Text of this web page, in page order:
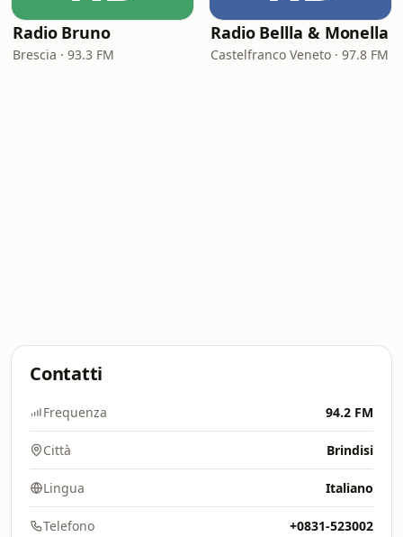
Radio Bruno
Brescia · 93.3 FM
Radio Bellla & Monella
Castelfranco Veneto · 97.8 FM
Contatti
Frequenza 94.2 FM
Città Brindisi
Lingua Italiano
Telefono +0831-523002